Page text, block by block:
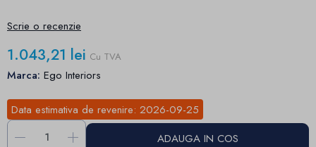
Scrie o recenzie
1.043,21 lei Cu TVA
Marca: Ego Interiors
Data estimativa de revenire: 2026-09-25
-
+ ADAUGA IN COS